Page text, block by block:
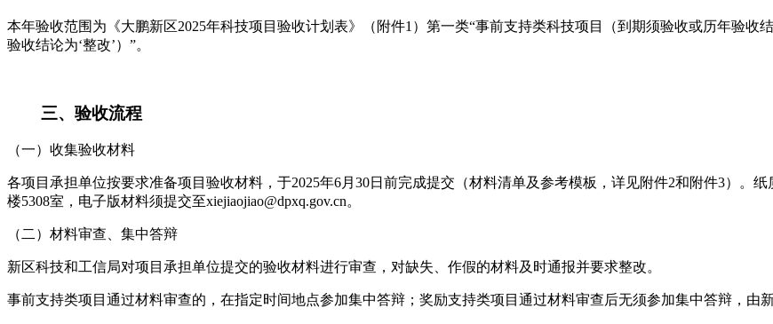
本年验收范围为《大鹏新区2025年科技项目验收计划表》（附件1）第一类“事前支持类科技项目（到期须验收或历年验收
验收结论为‘整改’）”。
三、验收流程
（一）收集验收材料
各项目承担单位按要求准备项目验收材料，于2025年6月30日前完成提交（材料清单及参考模板，详见附件2和附件3）。
楼5308室，电子版材料须提交至xiejiaojiao@dpxq.gov.cn。
（二）材料审查、集中答辩
新区科技和工信局对项目承担单位提交的验收材料进行审查，对缺失、作假的材料及时通报并要求整改。
事前支持类项目通过材料审查的，在指定时间地点参加集中答辩；奖励支持类项目通过材料审查后无须参加集中答辩，由